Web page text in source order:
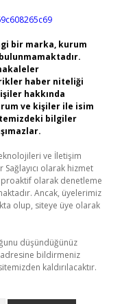
bir marka, kurum
haber niteliği
hakkında
ve kişiler ile isim
bilgiler
ve İletişim
Sağlayıcı olarak hizmet
olarak denetleme
Ancak, üyelerimiz
olup, siteye üye olarak
düşündüğünüz
adresine bildirmeniz
kaldırılacaktır.